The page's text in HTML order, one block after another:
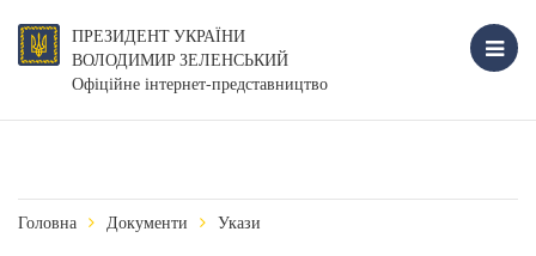
ПРЕЗИДЕНТ УКРАЇНИ
ВОЛОДИМИР ЗЕЛЕНСЬКИЙ
Офіційне інтернет-представництво
Головна Документи Укази